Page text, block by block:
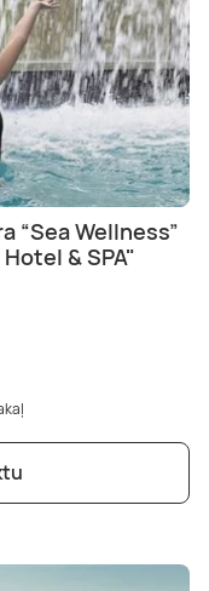
“Sea Wellness”
& SPA"